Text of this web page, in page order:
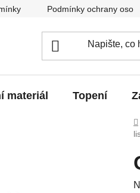
Podmínky ochrany
materiál Topení